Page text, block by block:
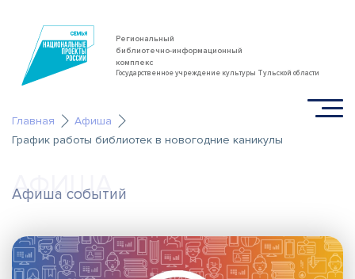
Региональный
библиотечно-информационный
комплекс
Государственное учреждение культуры Тульской области
Главная
Афиша
График работы библиотек в новогодние каникулы
Афиша событий
АФИША